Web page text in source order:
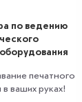
по ведению
печатного
ваших руках!